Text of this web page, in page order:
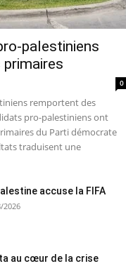
palestiniens
0
remportent des
pro-palestiniens ont
du Parti démocrate
traduisent une
accuse la FIFA
2026
au cœur de la crise